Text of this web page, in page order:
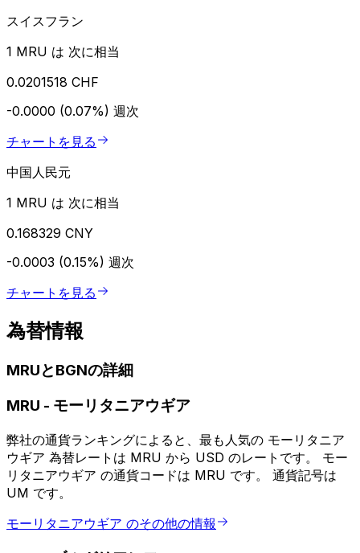
スイスフラン
1 MRU は 次に相当
0.0201518 CHF
-0.0000 (0.07%) 週次
チャートを見る
中国人民元
1 MRU は 次に相当
0.168329 CNY
-0.0003 (0.15%) 週次
チャートを見る
為替情報
MRUとBGNの詳細
MRU - モーリタニアウギア
弊社の通貨ランキングによると、最も人気の モーリタニア
ウギア 為替レートは MRU から USD のレートです。 モー
リタニアウギア の通貨コードは MRU です。 通貨記号は
UM です。
モーリタニアウギア のその他の情報